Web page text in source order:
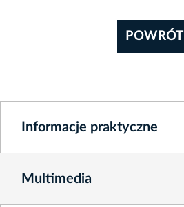
POWRÓT
Informacje praktyczne
Multimedia